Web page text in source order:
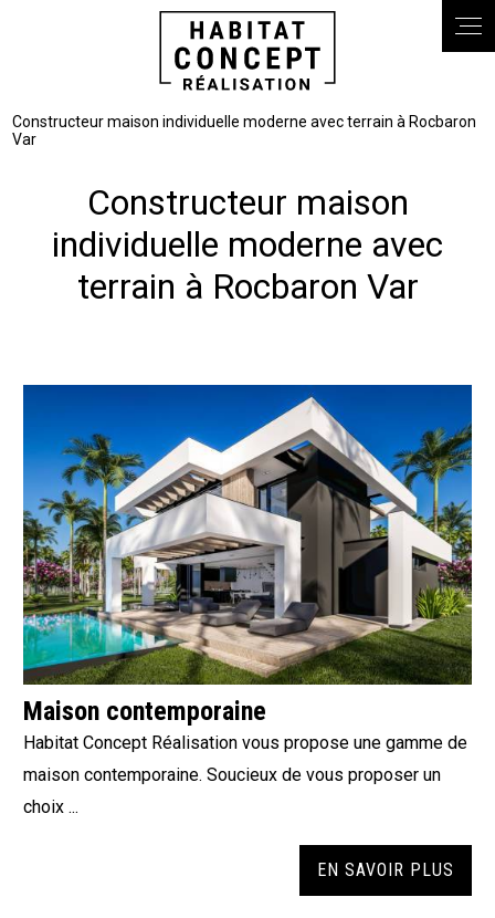
Constructeur maison individuelle moderne avec terrain à Rocbaron
Var
Constructeur maison
individuelle moderne avec
terrain à Rocbaron Var
Maison contemporaine
Habitat Concept Réalisation vous propose une gamme de
maison contemporaine. Soucieux de vous proposer un
choix ...
EN SAVOIR PLUS
Panneau de gestion des cookies